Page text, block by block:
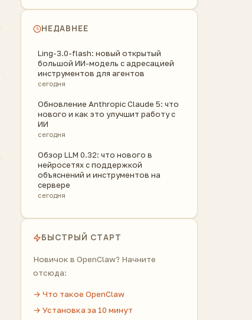
НЕДАВНЕЕ
Ling-3.0-flash: новый открытый
большой ИИ-модель с адресацией
инструментов для агентов
сегодня
Обновление Anthropic Claude 5: что
нового и как это улучшит работу с
ИИ
сегодня
Обзор LLM 0.32: что нового в
нейросетях с поддержкой
объяснений и инструментов на
сервере
сегодня
БЫСТРЫЙ СТАРТ
Новичок в OpenClaw? Начните
отсюда:
→ Что такое OpenClaw
→ Установка за 10 минут